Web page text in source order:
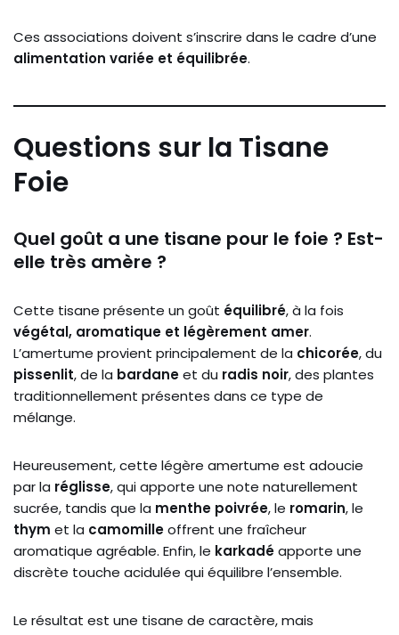
Ces associations doivent s’inscrire dans le cadre d’une
alimentation variée et équilibrée.
Questions sur la Tisane
Foie
Quel goût a une tisane pour le foie ? Est-
elle très amère ?
Cette tisane présente un goût équilibré, à la fois
végétal, aromatique et légèrement amer.
L’amertume provient principalement de la chicorée, du
pissenlit, de la bardaneet du radis noir, des plantes
traditionnellement présentes dans ce type de
mélange.
Heureusement, cette légère amertume est adoucie
par la réglisse, qui apporte une note naturellement
sucrée, tandis que la menthe poivrée, le romarin, le
thym et la camomilleoffrent une fraîcheur
aromatique agréable. Enfin, le karkadéapporte une
discrète touche acidulée qui équilibre l’ensemble.
Le résultat est une tisane de caractère, mais